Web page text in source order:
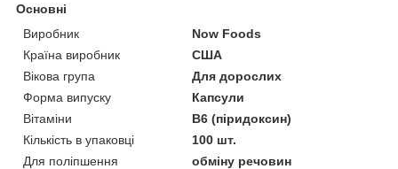
Основні
Виробник
Now Foods
Країна виробник
США
Вікова група
Для дорослих
Форма випуску
Капсули
Вітаміни
В6 (піридоксин)
Кількість в упаковці
100 шт.
Для поліпшення
обміну речовин